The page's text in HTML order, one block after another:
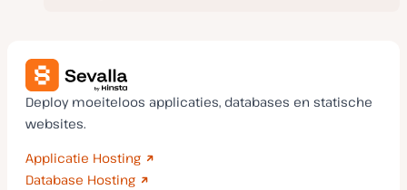
Deploy moeiteloos applicaties, databases en statische
websites.
Applicatie Hosting
Database Hosting